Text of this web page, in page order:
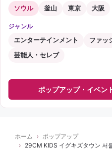
ソウル 釜山 東京 大阪
ジャンル
エンターテインメント
ファッ
芸能人・セレブ
ポップアップ・イベン
ホーム
ポップアップ
29CM KIDS イグキズタウン 서